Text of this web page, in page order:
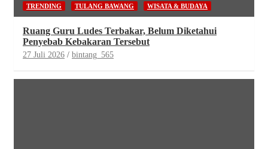
TRENDING
TULANG BAWANG WISATA & BUDAYA
Ruang Guru Ludes Terbakar, Belum Diketahui
Penyebab Kebakaran Tersebut
27 Juli 2026 bintang_565